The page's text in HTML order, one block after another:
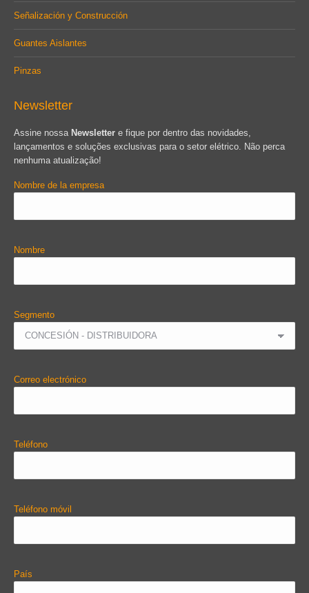
Señalización y Construcción
Guantes Aislantes
Pinzas
Newsletter
Assine nossa Newsletter e fique por dentro das novidades,
lançamentos e soluções exclusivas para o setor elétrico. Não perca
nenhuma atualização!
Nombre de la empresa
Nombre
Segmento
Correo electrónico
Teléfono
Teléfono móvil
País